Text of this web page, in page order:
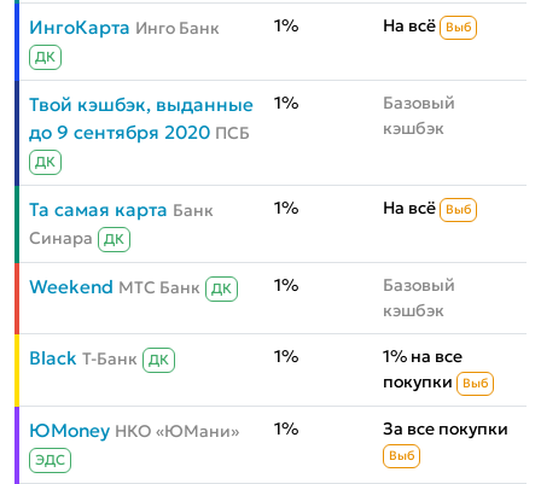
ИнгоКарта Инго Банк
ДК
1% На всё Выб
Твой кэшбэк, выданные
до 9 сентября 2020 ПСБ
ДК
1%
Базовый
кэшбэк
Та самая карта Банк
Синара
ДК
1% На всё Выб
Weekend МТС Банк ДК 1%
Базовый
кэшбэк
Black Т-Банк ДК 1%
1% на все
покупки
Выб
ЮMoney НКО «ЮМани»
ЭДС
1% За все покупки
Выб